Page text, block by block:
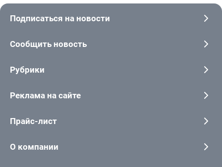
Подписаться на новости
Сообщить новость
Рубрики
Реклама на сайте
Прайс-лист
О компании